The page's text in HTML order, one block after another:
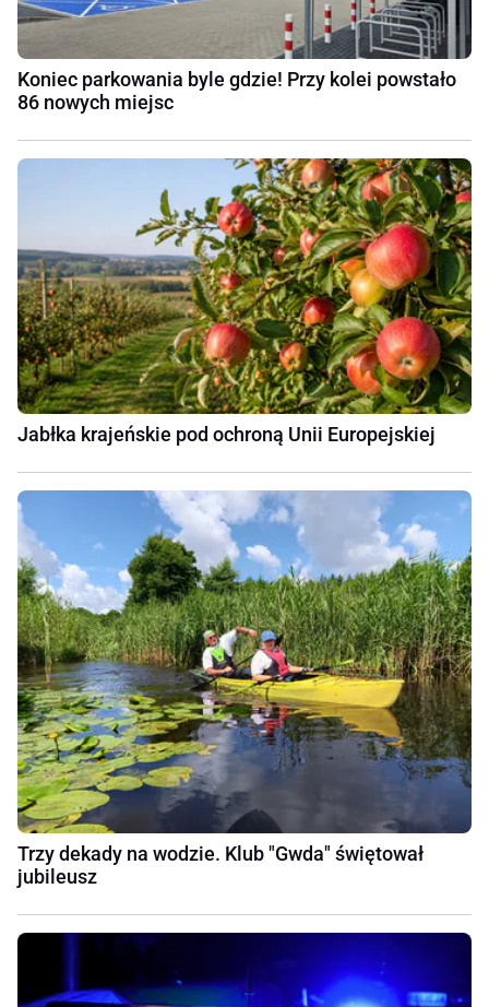
Koniec parkowania byle gdzie! Przy kolei powstało
86 nowych miejsc
Jabłka krajeńskie pod ochroną Unii Europejskiej
Trzy dekady na wodzie. Klub "Gwda" świętował
jubileusz